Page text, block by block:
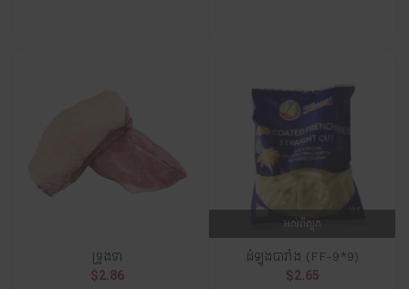
ទ្រូងទា
$2.86
អស់ពីស្តុក
ដំឡូងបារាំង (FF-9*9)
$2.65